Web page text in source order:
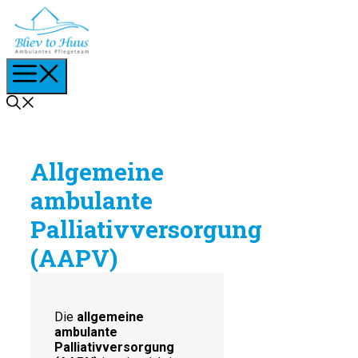
Inhalt
springen
Allgemeine
ambulante
Palliativversorgung
(AAPV)
Die allgemeine
ambulante
Palliativversorgung